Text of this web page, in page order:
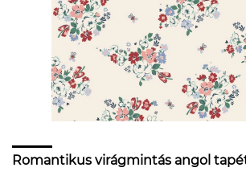
Romantikus virágmintás angol